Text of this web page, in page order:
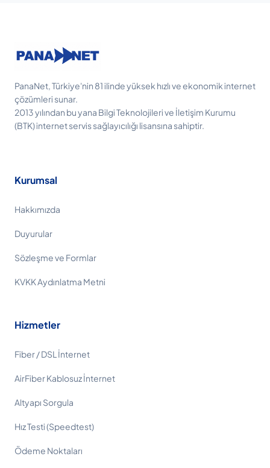
PanaNet, Türkiye'nin 81 ilinde yüksek hızlı ve ekonomik internet
çözümleri sunar.
2013 yılından bu yana Bilgi Teknolojileri ve İletişim Kurumu
(BTK) internet servis sağlayıcılığı lisansına sahiptir.
Kurumsal
Hakkımızda
Duyurular
Sözleşme ve Formlar
KVKK Aydınlatma Metni
Hizmetler
Fiber / DSL İnternet
AirFiber Kablosuz İnternet
Altyapı Sorgula
Hız Testi (Speedtest)
Ödeme Noktaları